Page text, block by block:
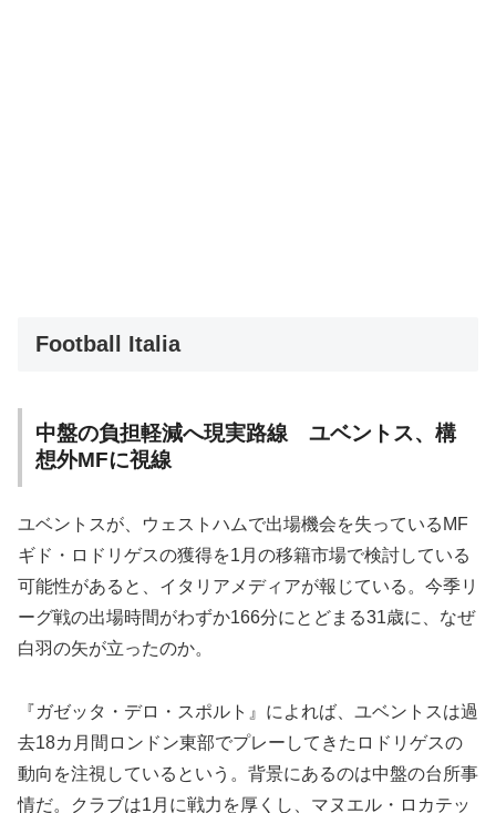
Football Italia
中盤の負担軽減へ現実路線 ユベントス、構
想外MFに視線
ユベントスが、ウェストハムで出場機会を失っているMF
ギド・ロドリゲスの獲得を1月の移籍市場で検討している
可能性があると、イタリアメディアが報じている。今季リ
ーグ戦の出場時間がわずか166分にとどまる31歳に、なぜ
白羽の矢が立ったのか。
『ガゼッタ・デロ・スポルト』によれば、ユベントスは過
去18カ月間ロンドン東部でプレーしてきたロドリゲスの
動向を注視しているという。背景にあるのは中盤の台所事
情だ。クラブは1月に戦力を厚くし、マヌエル・ロカテッ